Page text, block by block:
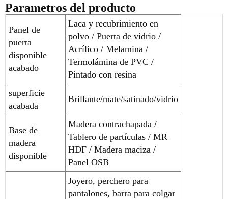
Parametros del producto
Panel de
puerta
disponible
acabado
Laca y recubrimiento en
polvo / Puerta de vidrio /
Acrílico / Melamina /
Termolámina de PVC /
Pintado con resina
superficie
acabada
Brillante/mate/satinado/vidrio
Base de
madera
disponible
Madera contrachapada /
Tablero de partículas / MR
HDF / Madera maciza /
Panel OSB
Joyero, perchero para
pantalones, barra para colgar